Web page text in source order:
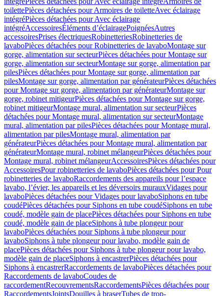
toilettePièces détachées pour Armoires de toiletteAvec éclairage
intégréPièces détachées pour Avec éclairage
intégréAccessoiresÉléments d’éclairagePoignéesAutres
accessoiresPrises électriquesRobinetteriesRobinetteries de
lavaboPièces détachées pour Robinetteries de lavaboMontage sur
gorge, alimentation sur secteurPièces détachées pour Montage sur
gorge, alimentation sur secteurMontage sur gorge, alimentation par
pilesPièces détachées pour Montage sur gorge, alimentation par
pilesMontage sur gorge, alimentation par générateurPièces détachées
pour Montage sur gorge, alimentation par générateurMontage sur
gorge, robinet mitigeurPièces détachées pour Montage sur gorge,
robinet mitigeurMontage mural, alimentation sur secteurPièces
détachées pour Montage mural, alimentation sur secteurMontage
mural, alimentation par pilesPièces détachées pour Montage mural,
alimentation par pilesMontage mural, alimentation par
générateurPièces détachées pour Montage mural, alimentation par
générateurMontage mural, robinet mélangeurPièces détachées pour
Montage mural, robinet mélangeurAccessoiresPièces détachées pour
AccessoiresPour robinetteries de lavaboPièces détachées pour Pour
robinetteries de lavaboRaccordements des appareils pour l’espace
lavabo, l’évier, les appareils et les déversoirs murauxVidages pour
lavaboPièces détachées pour Vidages pour lavaboSiphons en tube
coudéPièces détachées pour Siphons en tube coudéSiphons en tube
coudé, modèle gain de placePièces détachées pour Siphons en tube
coudé, modèle gain de placeSiphons à tube plongeur pour
lavaboPièces détachées pour Siphons à tube plongeur pour
lavaboSiphons à tube plongeur pour lavabo, modèle gain de
placePièces détachées pour Siphons à tube plongeur pour lavabo,
modèle gain de placeSiphons à encastrerPièces détachées pour
Siphons à encastrerRaccordements de lavaboPièces détachées pour
Raccordements de lavaboCoudes de
raccordementRecouvrementsRaccordementsPièces détachées pour
RaccordementsJointsDouilles à braserTubes de trop-